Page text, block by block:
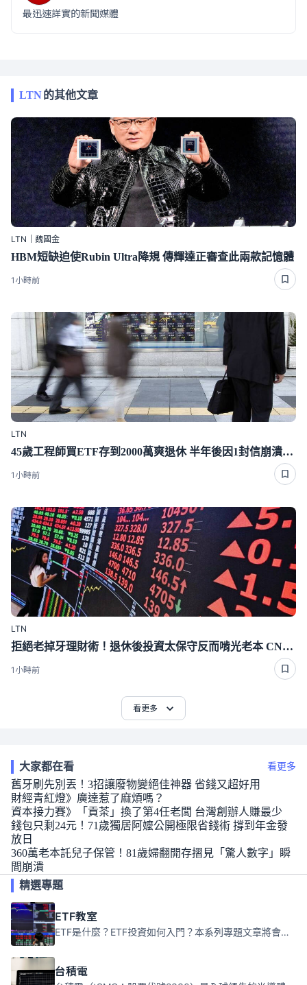
最迅速詳實的新聞媒體
LTN的其他文章
LTN｜魏國金
HBM短缺迫使Rubin Ultra降規 傳輝達正審查此兩款記憶體
1小時前
LTN
45歲工程師買ETF存到2000萬爽退休 半年後因1封信崩潰重回職場
1小時前
LTN
拒絕老掉牙理財術！退休後投資太保守反而啃光老本 CNBC專家點出投資配比成敗關鍵
1小時前
看更多
大家都在看 看更多
舊牙刷先別丟！3招讓廢物變絕佳神器 省錢又超好用
財經青紅燈》廣達惹了麻煩嗎？
資本接力賽》「貢茶」換了第4任老闆 台灣創辦人賺最少
錢包只剩24元！71歲獨居阿嬤公開極限省錢術 撐到年金發
放日
360萬老本託兒子保管！81歲婦翻開存摺見「驚人數字」瞬
間崩潰
精選專題
ETF教室
ETF是什麼？ETF投資如何入門？本系列專題文章將會告訴你新手必須知道的ETF基礎知識。
台積電